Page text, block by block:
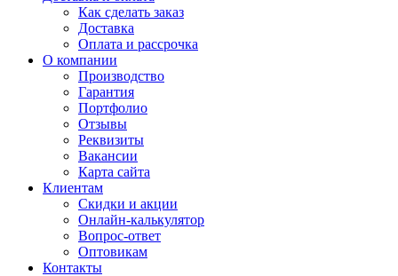
Как сделать заказ
Доставка
Оплата и рассрочка
О компании
Производство
Гарантия
Портфолио
Отзывы
Реквизиты
Вакансии
Карта сайта
Клиентам
Скидки и акции
Онлайн-калькулятор
Вопрос-ответ
Оптовикам
Контакты